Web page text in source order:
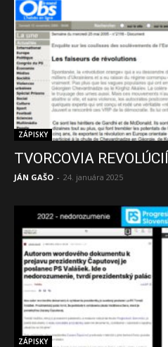
ZÁPISKY
TVORCOVIA REVOLÚCIÍ
JÁN GAŠO - 24. januára 2025
ZÁPISKY